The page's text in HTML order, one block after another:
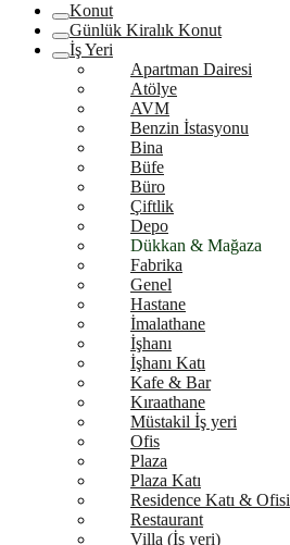
Konut
Günlük Kiralık Konut
İş Yeri
Apartman Dairesi
Atölye
AVM
Benzin İstasyonu
Bina
Büfe
Büro
Çiftlik
Depo
Dükkan & Mağaza
Fabrika
Genel
Hastane
İmalathane
İşhanı
İşhanı Katı
Kafe & Bar
Kıraathane
Müstakil İş yeri
Ofis
Plaza
Plaza Katı
Residence Katı & Ofisi
Restaurant
Villa (İş yeri)